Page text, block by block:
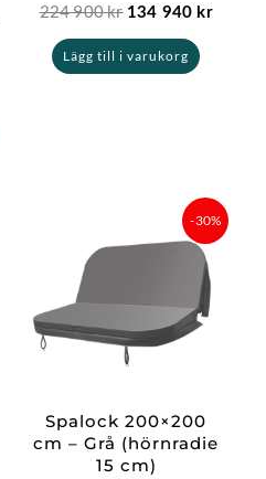
224 900kr 134 940 kr
Lägg till i varukorg
-30%
Spalock 200×200
cm – Grå (hörnradie
15 cm)
ursprungliga
Det
priset
är:
4
969,30